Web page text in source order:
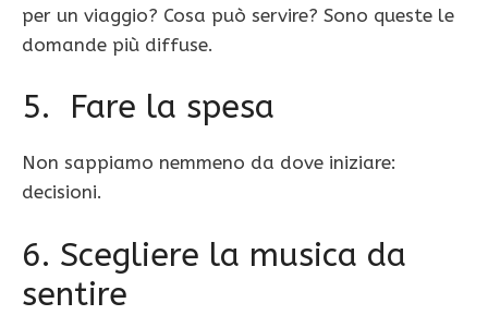
per un viaggio? Cosa può servire? Sono queste le
domande più diffuse.
5. Fare la spesa
Non sappiamo nemmeno da dove iniziare:
decisioni.
6. Scegliere la musica da
sentire